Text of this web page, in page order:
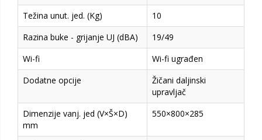
Težina unut. jed. (Kg)
10
Razina buke - grijanje UJ (dBA)
19/49
Wi-fi
Wi-fi ugrađen
Dodatne opcije
Žičani daljinski
upravljač
Dimenzije vanj. jed (V×Š×D)
mm
550×800×285